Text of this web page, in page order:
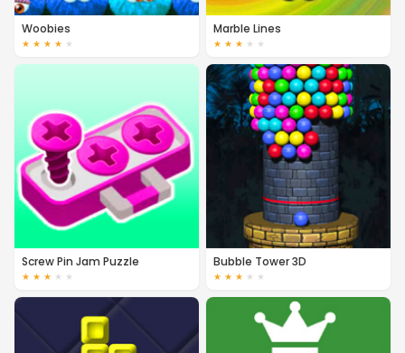
Woobies
★ ★ ★ ★ ★
Marble Lines
★ ★ ★ ★ ★
Screw Pin Jam Puzzle
★ ★ ★ ★ ★
Bubble Tower 3D
★ ★ ★ ★ ★